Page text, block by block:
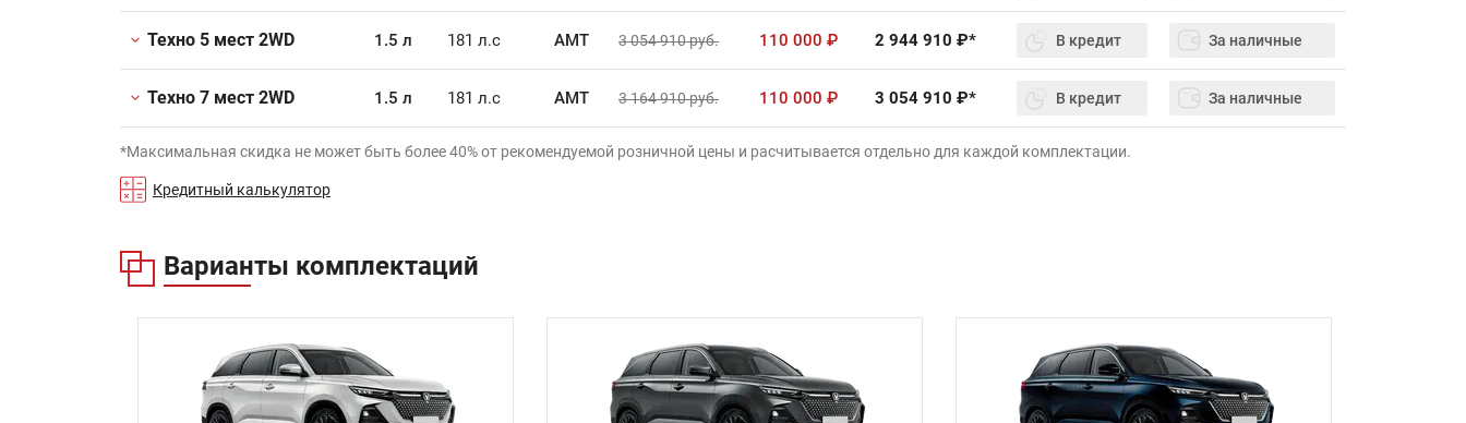
Техно 5 мест 2WD 1.5 л 181 л.с AMT 3 054 910руб. 110 000 ₽ 2 944 910 ₽* В кредит За наличные
Техно 7 мест 2WD 1.5 л 181 л.с AMT 3 164 910руб. 110 000 ₽ 3 054 910 ₽* В кредит За наличные
*Максимальная скидка не может быть более 40% от рекомендуемой розничной цены и расчитывается отдельно для каждой комплектации.
Кредитный калькулятор
Варианты комплектаций